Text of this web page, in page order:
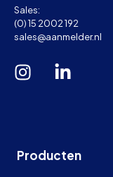
Sales:
(0) 15 2002 192
sales@aanmelder.nl
Producten